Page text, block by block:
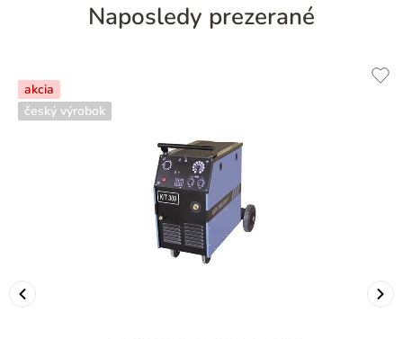
Naposledy prezerané
akcia
český výrobok